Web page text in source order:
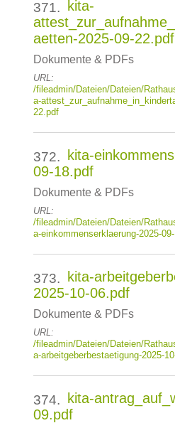
371.
kita-
aetten-2025-09-22.pdf
Dokumente & PDFs
URL:
/fileadmin/Dateien/Dateien/
a-
22.pdf
372.
kita-
09-18.pdf
Dokumente & PDFs
URL:
/fileadmin/Dateien/Dateien/
a-einkommenserklaerung-2025-
373.
kita-
2025-10-06.pdf
Dokumente & PDFs
URL:
/fileadmin/Dateien/Dateien/
a-arbeitgeberbestaetigung-2025-
374.
kita-
09.pdf